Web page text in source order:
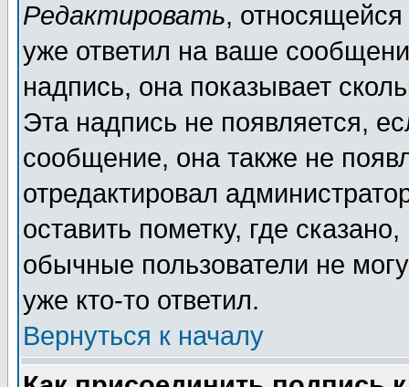
Редактировать,
уже ответил на ваше
надпись, она показывает
Эта надпись не появляется,
сообщение, она также не
отредактировал
оставить пометку, где
обычные пользователи не
уже кто-то ответил.
Вернуться к началу